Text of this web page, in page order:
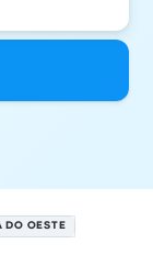
DO OESTE